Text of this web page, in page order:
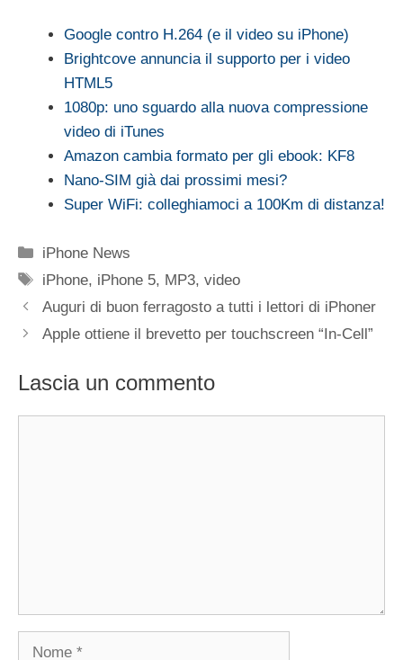
Google contro H.264 (e il video su iPhone)
Brightcove annuncia il supporto per i video
HTML5
1080p: uno sguardo alla nuova compressione
video di iTunes
Amazon cambia formato per gli ebook: KF8
Nano-SIM già dai prossimi mesi?
Super WiFi: colleghiamoci a 100Km di distanza!
Categorie
iPhone News
Tag
iPhone, iPhone 5, MP3,video
Auguri di buon ferragosto a tutti i lettori di iPhoner
Apple ottiene il brevetto per touchscreen “In-Cell”
Lascia un commento
Nome